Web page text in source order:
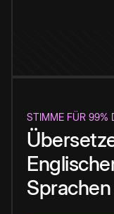
STIMME FÜR 99%